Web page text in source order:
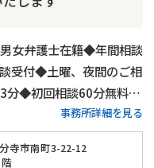
女弁護士在籍◆年間相談
受付◆土曜、夜間のご相
分◆初回相談60分無料◆
財産分与・慰謝料請求に
事務所詳細を見る
寺市南町3-22-12